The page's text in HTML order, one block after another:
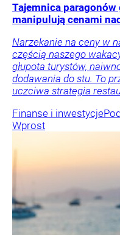
Tajemnica
manipulują cenami
Narzekanie na ceny w
częścią naszego
głupota turystów,
dodawania do stu. To
uczciwa strategia
Finanse i inwestycje
Wprost